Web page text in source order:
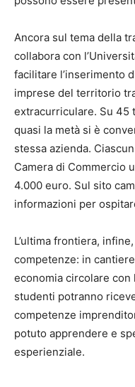
Ancora sul tema della
collabora con
facilitare l’inserimento
imprese del territorio
extracurriculare. Su 45
quasi la metà si è
stessa azienda.
Camera di Commercio
4.000 euro. Sul sito
informazioni per
L’ultima frontiera,
competenze: in
economia circolare
studenti potranno
competenze
potuto apprendere e
esperienziale.